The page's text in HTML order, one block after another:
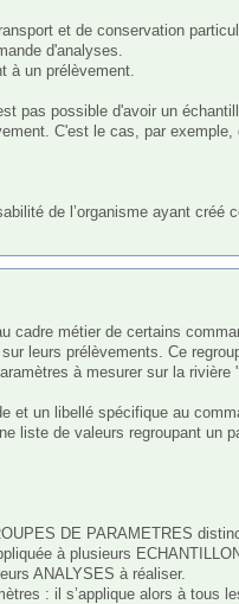
et de conservation
d'analyses.
à un prélèvement.
pas possible d'avoir un
C'est le cas, par
de l’organisme ayant créé
leurs prélèvements. Ce
à mesurer sur la
et un libellé spécifique au
liste de valeurs regroupant un
DE PARAMETRES
à plusieurs
ANALYSES à réaliser.
: il s’applique alors à tous